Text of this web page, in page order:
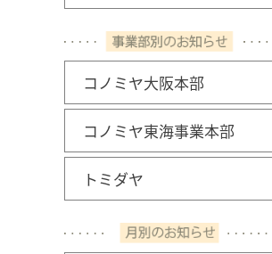
コノミヤ大阪本部
コノミヤ東海事業本部
トミダヤ